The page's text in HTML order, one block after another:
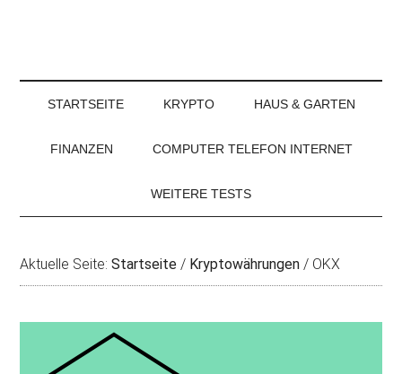
STARTSEITE KRYPTO HAUS & GARTEN
FINANZEN COMPUTER TELEFON INTERNET
WEITERE TESTS
Aktuelle Seite:Startseite / Kryptowährungen / OKX